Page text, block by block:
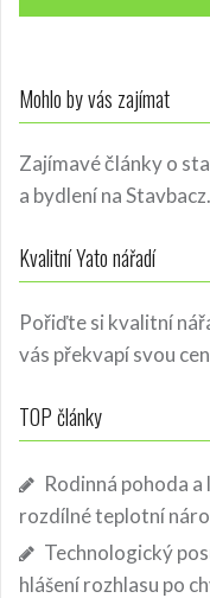
Mohlo by vás zajímat
Zajímavé články o
a bydlenína
Kvalitní Yato nářadí
Pořiďte si kvalitní
vás překvapí svou
TOP články
Rodinná pohoda
rozdílné teplotní
Technologický
hlášení rozhlasu po